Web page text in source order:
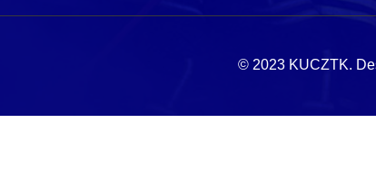
© 2023 KUCZTK.